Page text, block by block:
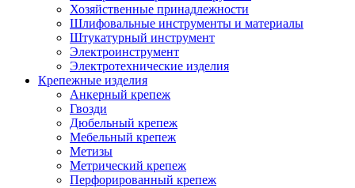
Хозяйственные принадлежности
Шлифовальные инструменты и материалы
Штукатурный инструмент
Электроинструмент
Электротехнические изделия
Крепежные изделия
Анкерный крепеж
Гвозди
Дюбельный крепеж
Мебельный крепеж
Метизы
Метрический крепеж
Перфорированный крепеж